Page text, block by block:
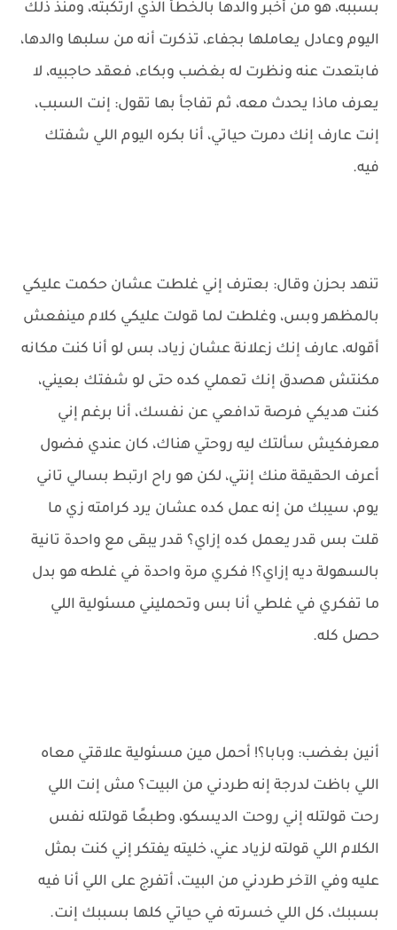
بسببه، هو من أخبر والدها بالخطأ الذي ارتكبته، ومنذ ذلك
اليوم وعادل يعاملها بجفاء، تذكرت أنه من سلبها والدها،
فابتعدت عنه ونظرت له بغضب وبكاء، فعقد حاجبيه، لا
يعرف ماذا يحدث معه، ثم تفاجأ بها تقول: إنت السبب،
إنت عارف إنك دمرت حياتي، أنا بكره اليوم اللي شفتك
فيه.
تنهد بحزن وقال: بعترف إني غلطت عشان حكمت عليكي
بالمظهر وبس، وغلطت لما قولت عليكي كلام مينفعش
أقوله، عارف إنك زعلانة عشان زياد، بس لو أنا كنت مكانه
مكنتش هصدق إنك تعملي كده حتى لو شفتك بعيني،
كنت هديكي فرصة تدافعي عن نفسك، أنا برغم إني
معرفكيش سألتك ليه روحتي هناك، كان عندي فضول
أعرف الحقيقة منك إنتي، لكن هو راح ارتبط بسالي تاني
يوم، سيبك من إنه عمل كده عشان يرد كرامته زي ما
قلت بس قدر يعمل كده إزاي؟ قدر يبقى مع واحدة تانية
بالسهولة ديه إزاي؟! فكري مرة واحدة في غلطه هو بدل
ما تفكري في غلطي أنا بس وتحمليني مسئولية اللي
حصل كله.
أنين بغضب: وبابا؟! أحمل مين مسئولية علاقتي معاه
اللي باظت لدرجة إنه طردني من البيت؟ مش إنت اللي
رحت قولتله إني روحت الديسكو، وطبعًا قولتله نفس
الكلام اللي قولته لزياد عني، خليته يفتكر إني كنت بمثل
عليه وفي الآخر طردني من البيت، أتفرج على اللي أنا فيه
بسببك، كل اللي خسرته في حياتي كلها بسببك إنت.